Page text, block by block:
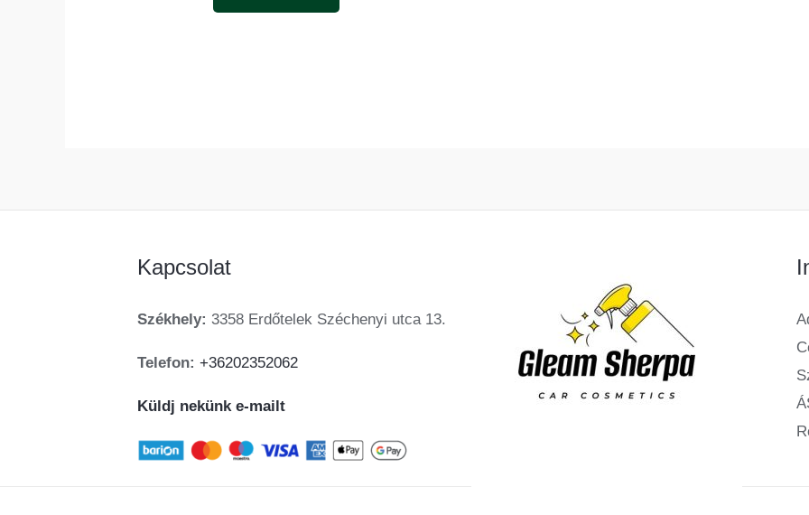
Kapcsolat
Székhely: 3358 Erdőtelek Széchenyi utca 13.
Telefon: +36202352062
Küldj nekünk e-mailt